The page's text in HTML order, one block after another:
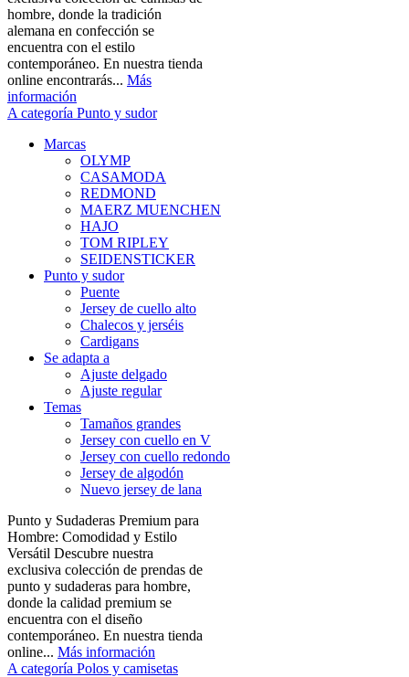
hombre, donde la tradición
alemana en confección se
encuentra con el estilo
contemporáneo. En nuestra tienda
online encontrarás... Más
información
A categoría Punto y sudor
Marcas
OLYMP
CASAMODA
REDMOND
MAERZ MUENCHEN
HAJO
TOM RIPLEY
SEIDENSTICKER
Punto y sudor
Puente
Jersey de cuello alto
Chalecos y jerséis
Cardigans
Se adapta a
Ajuste delgado
Ajuste regular
Temas
Tamaños grandes
Jersey con cuello en V
Jersey con cuello redondo
Jersey de algodón
Nuevo jersey de lana
Punto y Sudaderas Premium para
Hombre: Comodidad y Estilo
Versátil Descubre nuestra
exclusiva colección de prendas de
punto y sudaderas para hombre,
donde la calidad premium se
encuentra con el diseño
contemporáneo. En nuestra tienda
online... Más información
A categoría Polos y camisetas